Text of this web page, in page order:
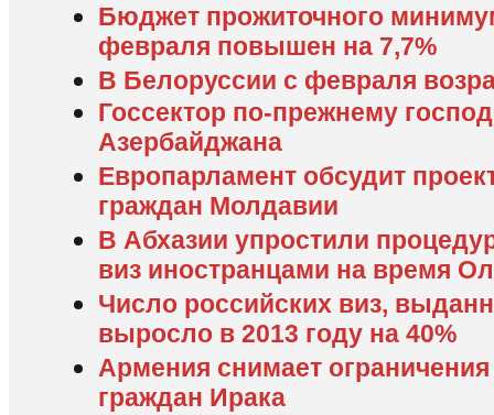
Бюджет прожиточного
февраля повышен на 7,7%
В Белоруссии с февраля
Госсектор по-прежнему
Азербайджана
Европарламент обсудит
граждан Молдавии
В Абхазии упростили
виз иностранцами на время
Число российских виз,
выросло в 2013 году на 40%
Армения снимает
граждан Ирака